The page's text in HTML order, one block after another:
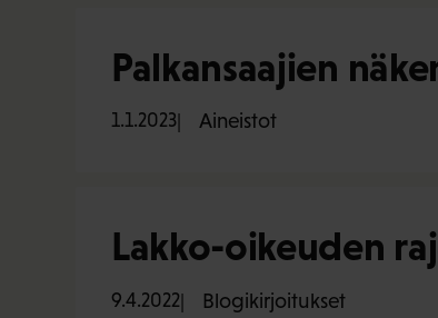
Palkansaajien
1.1.2023 Aineistot
Lakko-oikeuden
9.4.2022 Blogikirjoitukset